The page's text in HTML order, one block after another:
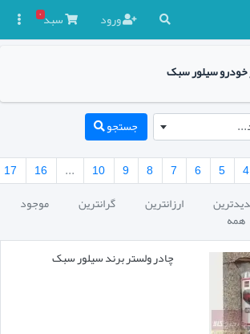
ورود سبد۰
سیلور سبک
جستجو
4
5
6
7
8
9
10
...
16
17
ارزانترین گرانترین موجود
همه
چادر ولستر برند سیلور سبک